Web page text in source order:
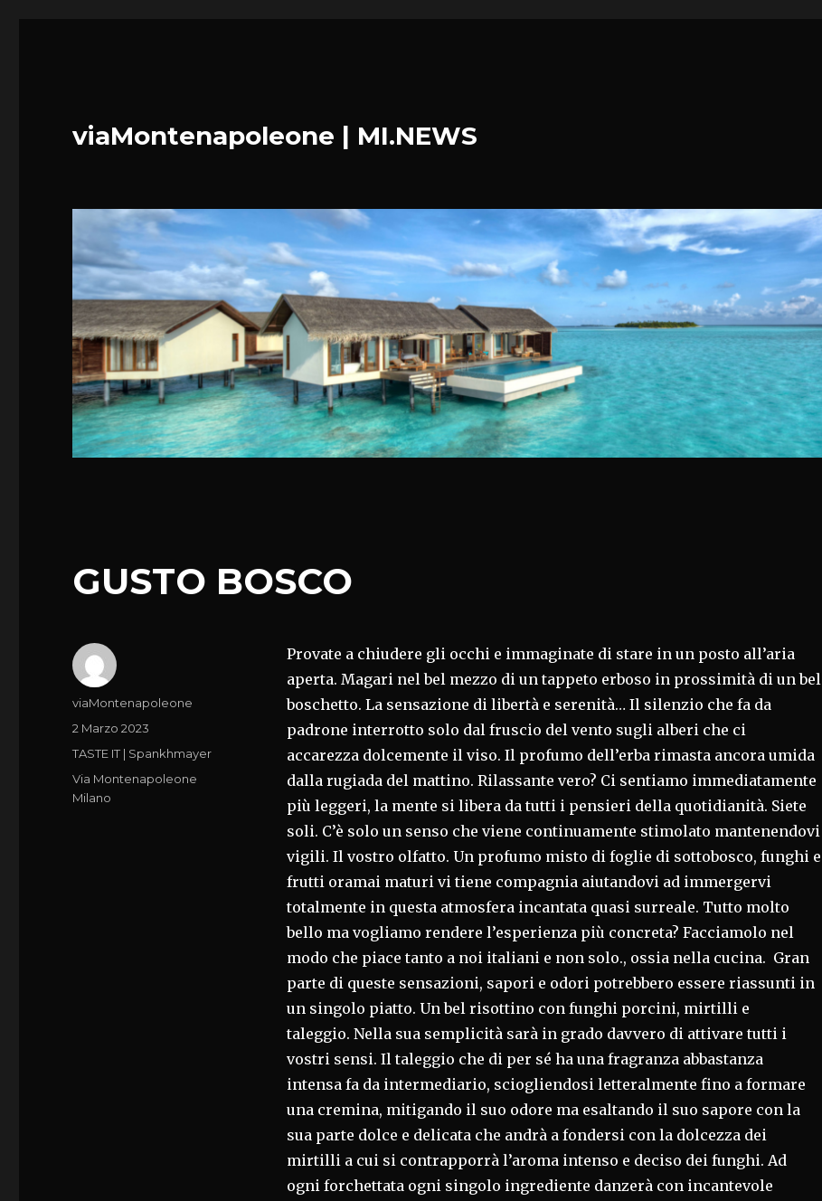
viaMontenapoleone | MI.NEWS
GUSTO BOSCO
Provate a chiudere gli occhi e immaginate di stare in un posto all’aria
aperta. Magari nel bel mezzo di un tappeto erboso in prossimità di un bel
boschetto. La sensazione di libertà e serenità… Il silenzio che fa da
padrone interrotto solo dal fruscio del vento sugli alberi che ci
accarezza dolcemente il viso. Il profumo dell’erba rimasta ancora umida
dalla rugiada del mattino. Rilassante vero? Ci sentiamo immediatamente
più leggeri, la mente si libera da tutti i pensieri della quotidianità. Siete
soli. C’è solo un senso che viene continuamente stimolato mantenendovi
vigili. Il vostro olfatto. Un profumo misto di foglie di sottobosco, funghi e
frutti oramai maturi vi tiene compagnia aiutandovi ad immergervi
totalmente in questa atmosfera incantata quasi surreale. Tutto molto
bello ma vogliamo rendere l’esperienza più concreta? Facciamolo nel
modo che piace tanto a noi italiani e non solo., ossia nella cucina. Gran
parte di queste sensazioni, sapori e odori potrebbero essere riassunti in
un singolo piatto. Un bel risottino con funghi porcini, mirtilli e
taleggio. Nella sua semplicità sarà in grado davvero di attivare tutti i
vostri sensi. Il taleggio che di per sé ha una fragranza abbastanza
intensa fa da intermediario, sciogliendosi letteralmente fino a formare
una cremina, mitigando il suo odore ma esaltando il suo sapore con la
sua parte dolce e delicata che andrà a fondersi con la dolcezza dei
mirtilli a cui si contrapporrà l’aroma intenso e deciso dei funghi. Ad
ogni forchettata ogni singolo ingrediente danzerà con incantevole
Autore
viaMontenapoleone
Pubblicato
2 Marzo 2023
Categorie
TASTE IT | Spankhmayer
Tag
Via Montenapoleone
Milano